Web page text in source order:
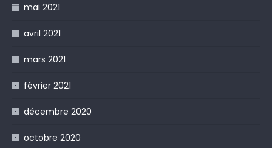
mai 2021
avril 2021
mars 2021
février 2021
décembre 2020
octobre 2020